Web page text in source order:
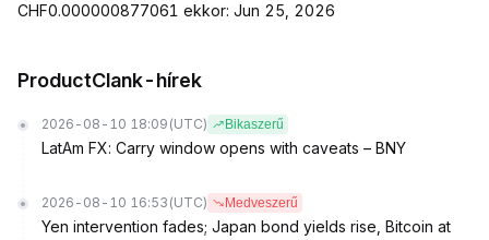
CHF0.000000877061 ekkor: Jun 25, 2026
ProductClank-hírek
2026-08-10 18:09 (UTC) Bikaszerű
LatAm FX: Carry window opens with caveats – BNY
2026-08-10 16:53 (UTC) Medveszerű
Yen intervention fades; Japan bond yields rise, Bitcoin at